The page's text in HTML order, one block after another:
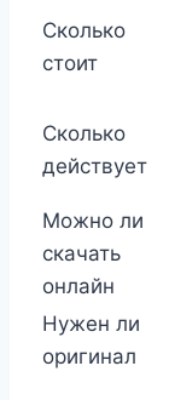
Сколько
стоит
Сколько
действует
Можно ли
скачать
онлайн
Нужен ли
оригинал